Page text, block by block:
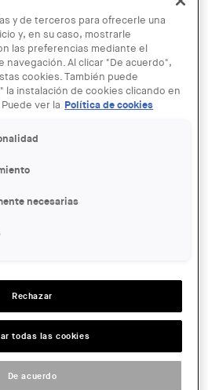
Revolution -
y de terceros para ofrecerle una
y, en su caso, mostrarle
las preferencias mediante el
navegación. Al clicar "De acuerdo",
cookies. También puede
la instalación de cookies clicando en
ver la Política de cookies
necesarias
Rechazar
todas las cookies
De acuerdo